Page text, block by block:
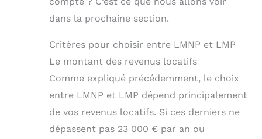
dans la prochaine section.
Critères pour choisir entre LMNP et LMP
Le montant des revenus locatifs
Comme expliqué précédemment, le choix
entre LMNP et LMP dépend principalement
de vos revenus locatifs. Si ces derniers ne
dépassent pas 23 000 € par an ou